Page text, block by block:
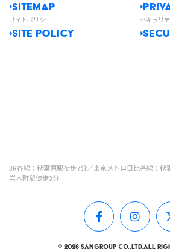
SITEMAP
サイトポリシー
SITE POLICY
セキュリ
JR各線：秋葉原駅徒歩7分／東京メトロ日比谷線：秋
岩本町駅徒歩3分
© 2026 SANGROUP Co.,Ltd.All